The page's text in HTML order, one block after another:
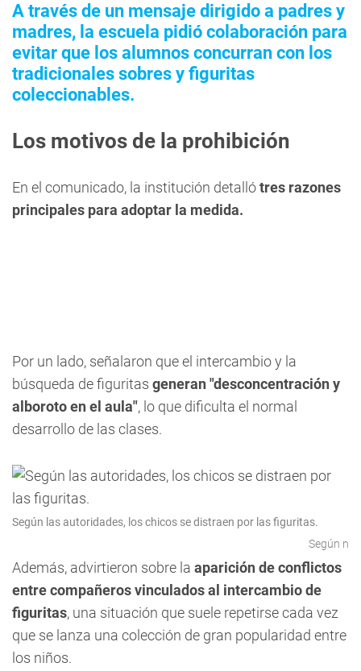
A través de un mensaje dirigido a padres y
madres, la escuela pidió colaboración para
evitar que los alumnos concurran con los
tradicionales sobres y figuritas
coleccionables.
Los motivos de la prohibición
En el comunicado, la institución detallótres razones
principales para adoptar la medida.
Por un lado, señalaron que el intercambio y la
búsqueda de figuritas generan "desconcentración y
alboroto en el aula", lo que dificulta el normal
desarrollo de las clases.
Según las autoridades, los chicos se distraen por las figuritas.
Según n
Además, advirtieron sobre la aparición de conflictos
entre compañeros vinculados al intercambio de
figuritas, una situación que suele repetirse cada vez
que se lanza una colección de gran popularidad entre
los niños.